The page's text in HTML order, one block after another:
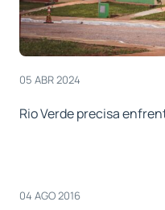
05 ABR 2024
Rio Verde precisa
04 AGO 2016